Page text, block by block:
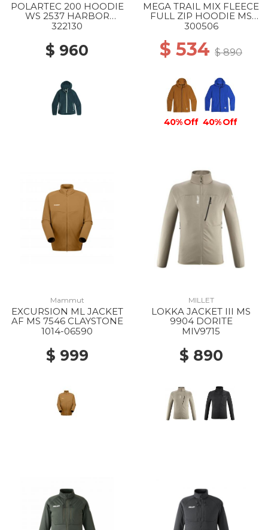
POLARTEC 200 HOODIE
WS 2537 HARBOR
HEATHER
322130
$ 960
MEGA TRAIL MIX FLEECE
FULL ZIP HOODIE MS
2442 BRONZE
300506
$ 534 $ 890
40% Off 40% Off
Mammut
EXCURSION ML JACKET
AF MS 7546 CLAYSTONE
1014-06590
$ 999
MILLET
LOKKA JACKET III MS
9904 DORITE
MIV9715
$ 890